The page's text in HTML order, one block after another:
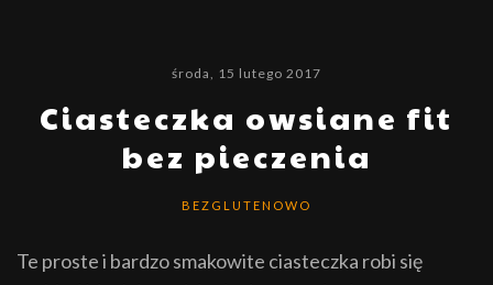
środa, 15 lutego 2017
Ciasteczka owsiane fit
bez pieczenia
BEZGLUTENOWO
Te proste i bardzo smakowite ciasteczka robi się